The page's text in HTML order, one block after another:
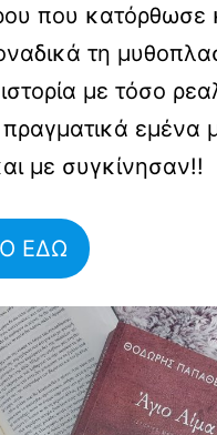
που κατόρθωσε
τη
με τόσο
εμένα
με συγκίνησαν!!
ΕΔΩ